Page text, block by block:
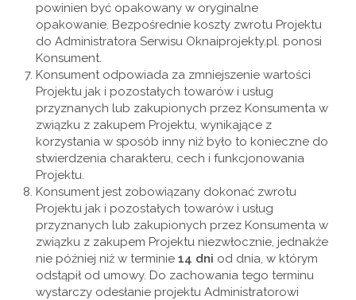
powinien być opakowany w oryginalne
opakowanie. Bezpośrednie koszty zwrotu Projektu
do Administratora Serwisu Oknaiprojekty.pl. ponosi
Konsument.
Konsument odpowiada za zmniejszenie wartości
Projektu jak i pozostałych towarów i usług
przyznanych lub zakupionych przez Konsumenta w
związku z zakupem Projektu, wynikające z
korzystania w sposób inny niż było to konieczne do
stwierdzenia charakteru, cech i funkcjonowania
Projektu.
Konsument jest zobowiązany dokonać zwrotu
Projektu jak i pozostałych towarów i usług
przyznanych lub zakupionych przez Konsumenta w
związku z zakupem Projektu niezwłocznie, jednakże
nie później niż w terminie 14 dni od dnia, w którym
odstąpił od umowy. Do zachowania tego terminu
wystarczy odesłanie projektu Administratorowi